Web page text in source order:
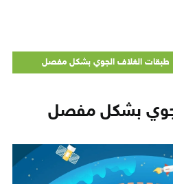
طبقات الغلاف الجوي بشكل مفصل
بشكل مفصل